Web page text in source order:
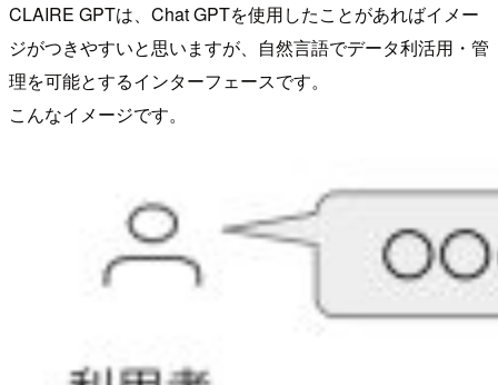
CLAIRE GPTは、Chat GPTを使用したことがあればイメー
ジがつきやすいと思いますが、自然言語でデータ利活用・管
理を可能とするインターフェースです。
こんなイメージです。